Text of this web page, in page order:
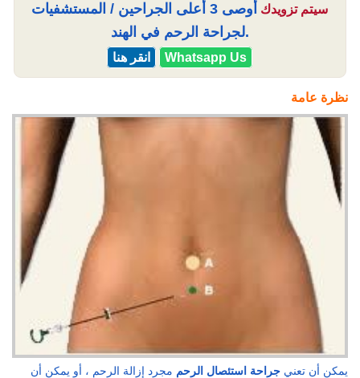
سيتم تزويدك
أوصى 3 أعلى الجراحين / المستشفيات
لجراحة الرحم في الهند.
انقر هنا Whatsapp Us
نظرة عامة
يمكن أن تعني جراحة استئصال الرحم مجرد إزالة الرحم ، أو يمكن أن